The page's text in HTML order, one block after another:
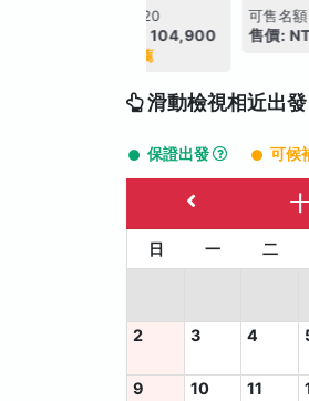
可售名額: 20
售價: NT$ 104,900
今日推薦
可售名
售價:
滑動檢視相近出
保證出發 可候
日 一 二
2 3 4
9 10 11